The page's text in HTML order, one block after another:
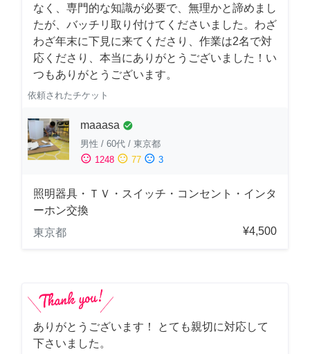
なく、専門的な知識が必要で、無理かと諦めまし
たが、バッチリ取り付けてくださいました。わざ
わざ年末に下見に来てくださり、作業は2名で対
応くださり、本当にありがとうございました！い
つもありがとうございます。
依頼されたチケット
maaasa check_circle
男性 / 60代 / 東京都
sentiment_satisfied 1248 sentiment_neutral 77 sentiment_dissatisfied 3
照明器具・ＴＶ・スイッチ・コンセント・インタ
ーホン交換
東京都
¥4,500
ありがとうございます！ とても親切に対応して
下さいました。